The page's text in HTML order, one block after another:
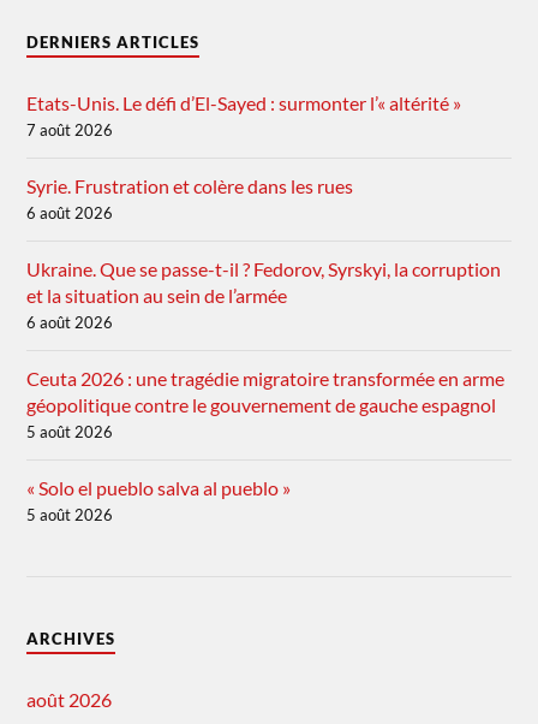
DERNIERS ARTICLES
Etats-Unis. Le défi d’El-Sayed : surmonter l’« altérité »
7 août 2026
Syrie. Frustration et colère dans les rues
6 août 2026
Ukraine. Que se passe-t-il ? Fedorov, Syrskyi, la corruption
et la situation au sein de l’armée
6 août 2026
Ceuta 2026 : une tragédie migratoire transformée en arme
géopolitique contre le gouvernement de gauche espagnol
5 août 2026
« Solo el pueblo salva al pueblo »
5 août 2026
ARCHIVES
août 2026